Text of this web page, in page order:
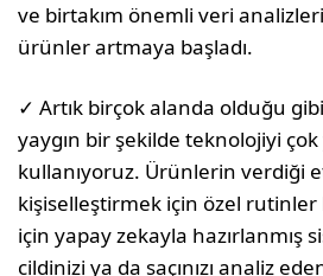
ve birtakım önemli veri
ürünler artmaya başladı.
✓ Artık birçok alanda olduğu
yaygın bir şekilde teknolojiyi
kullanıyoruz. Ürünlerin verdiği
kişiselleştirmek için özel rutinler
için yapay zekayla hazırlanmış
cildinizi ya da saçınızı analiz